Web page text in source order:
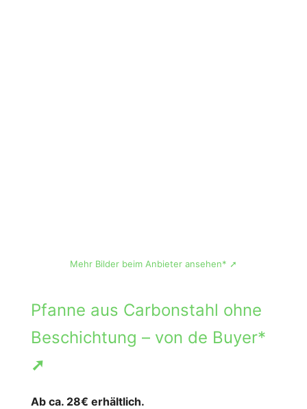
Mehr Bilder beim Anbieter ansehen* ➚
Pfanne aus Carbonstahl ohne
Beschichtung – von de Buyer*
➚
Ab ca. 28€ erhältlich.